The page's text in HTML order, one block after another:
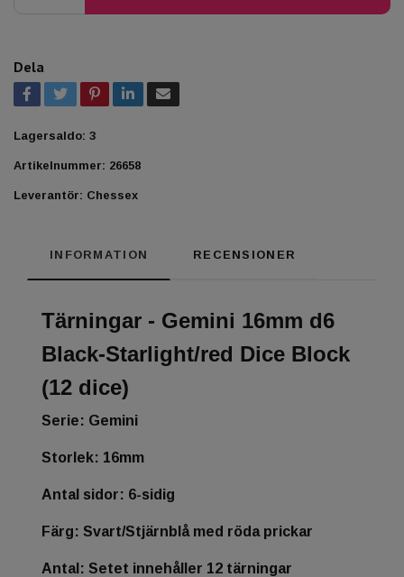
Dela
Lagersaldo: 3
Artikelnummer: 26658
Leverantör: Chessex
INFORMATION RECENSIONER
Tärningar - Gemini 16mm d6
Black-Starlight/red Dice Block
(12 dice)
Serie: Gemini
Storlek: 16mm
Antal sidor: 6-sidig
Färg: Svart/Stjärnblå med röda prickar
Antal: Setet innehåller 12 tärningar